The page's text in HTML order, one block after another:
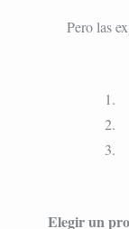
Pero las
Elegir un